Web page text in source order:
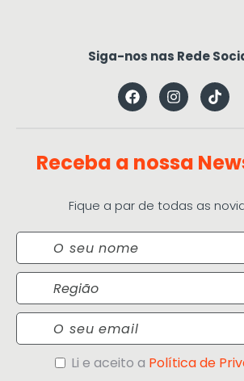
Siga-nos nas Rede
Receba a nossa
Fique a par de todas as
Nome
Região
Email
Política
Li e aceito a Política de